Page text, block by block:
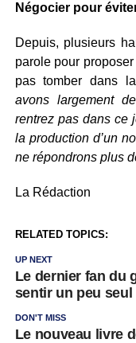
Négocier pour
Depuis, plusieurs
parole pour
pas tomber dans
avons largement
rentrez pas dans ce
la production d’un
ne répondrons plus
La Rédaction
RELATED TOPICS:
UP NEXT
Le dernier fan du
sentir un peu seul
DON'T MISS
Le nouveau livre